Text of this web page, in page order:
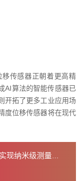
传感器正朝着更高精
AI算法的智能传感器已
开拓了更多工业应用场
度位移传感器将在现代
纳米级测量吗？